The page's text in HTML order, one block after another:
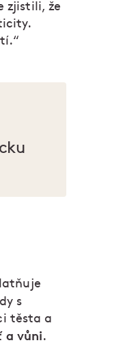
zjistili, že
s
těsta a
a vůni.